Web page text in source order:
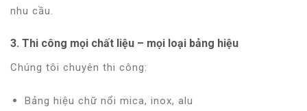
nhu cầu.
3. Thi công mọi chất liệu – mọi loại bảng hiệu
Chúng tôi chuyên thi công:
Bảng hiệu chữ nổi mica, inox, alu